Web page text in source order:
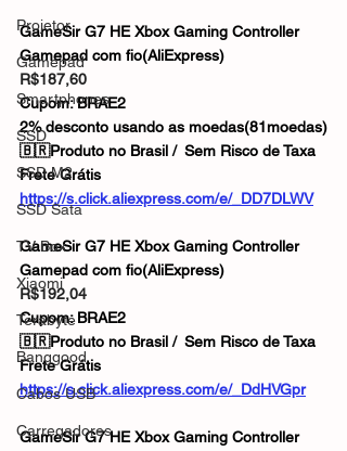
Projetor
Gamepad
Smartphones
SSD
SSD M2
SSD Sata
TV Box
Xiaomi
Terabyte
Banggood
Cabos USB
Carregadores
GameSir G7 HE Xbox Gaming Controller
Gamepad com fio(AliExpress)
R$187,60
Cupom: BRAE2
2% desconto usando as moedas(81moedas)
🇧🇷Produto no Brasil / Sem Risco de Taxa
Frete Grátis
https://s.click.aliexpress.com/e/_DD7DLWV
GameSir G7 HE Xbox Gaming Controller
Gamepad com fio(AliExpress)
R$192,04
Cupom: BRAE2
🇧🇷Produto no Brasil / Sem Risco de Taxa
Frete Grátis
https://s.click.aliexpress.com/e/_DdHVGpr
GameSir G7 HE Xbox Gaming Controller